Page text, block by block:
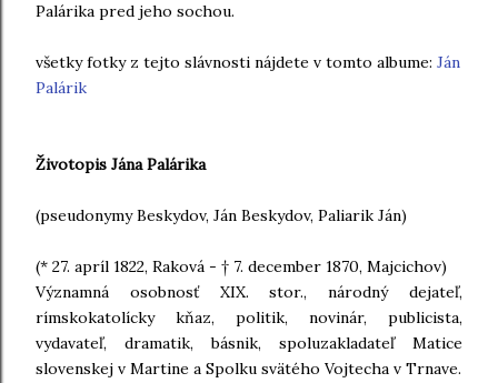
Palárika pred jeho sochou.
všetky fotky z tejto slávnosti nájdete v tomto albume: Ján
Palárik
Životopis Jána Palárika
(pseudonymy Beskydov, Ján Beskydov, Paliarik Ján)
(* 27. apríl 1822, Raková - † 7. december 1870, Majcichov)
Významná osobnosť XIX. stor., národný dejateľ,
rímskokatolícky kňaz, politik, novinár, publicista,
vydavateľ, dramatik, básnik, spoluzakladateľ Matice
slovenskej v Martine a Spolku svätého Vojtecha v Trnave.